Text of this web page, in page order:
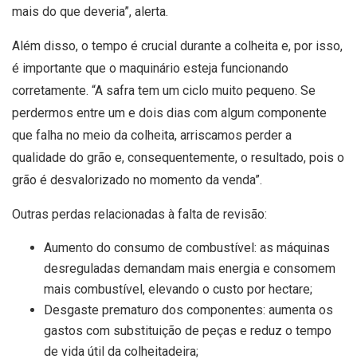
mais do que deveria”, alerta.
Além disso, o tempo é crucial durante a colheita e, por isso,
é importante que o maquinário esteja funcionando
corretamente. “A safra tem um ciclo muito pequeno. Se
perdermos entre um e dois dias com algum componente
que falha no meio da colheita, arriscamos perder a
qualidade do grão e, consequentemente, o resultado, pois o
grão é desvalorizado no momento da venda”.
Outras perdas relacionadas à falta de revisão:
Aumento do consumo de combustível: as máquinas
desreguladas demandam mais energia e consomem
mais combustível, elevando o custo por hectare;
Desgaste prematuro dos componentes: aumenta os
gastos com substituição de peças e reduz o tempo
de vida útil da colheitadeira;